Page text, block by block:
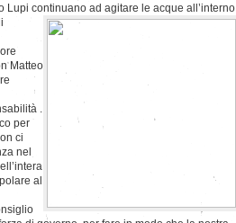
Lupi continuano ad agitare le acque all’interno
Matteo
.
per
ci
nel
al